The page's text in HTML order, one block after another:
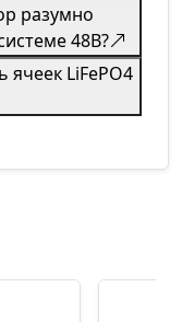
разумно
48В?
LiFePO4